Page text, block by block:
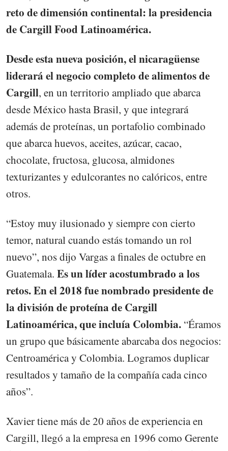
reto de dimensión continental: la presidencia
de Cargill Food Latinoamérica.
Desde esta nueva posición, el nicaragüense
liderará el negocio completo de alimentos de
Cargill, en un territorio ampliado que abarca
desde México hasta Brasil, y que integrará
además de proteínas, un portafolio combinado
que abarca huevos, aceites, azúcar, cacao,
chocolate, fructosa, glucosa, almidones
texturizantes y edulcorantes no calóricos, entre
otros.
“Estoy muy ilusionado y siempre con cierto
temor, natural cuando estás tomando un rol
nuevo”, nos dijo Vargas a finales de octubre en
Guatemala. Es un líder acostumbrado a los
retos. En el 2018 fue nombrado presidente de
la división de proteína de Cargill
Latinoamérica, que incluía Colombia. “Éramos
un grupo que básicamente abarcaba dos negocios:
Centroamérica y Colombia. Logramos duplicar
resultados y tamaño de la compañía cada cinco
años”.
Xavier tiene más de 20 años de experiencia en
Cargill, llegó a la empresa en 1996 como Gerente